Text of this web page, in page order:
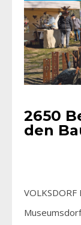
2650
den